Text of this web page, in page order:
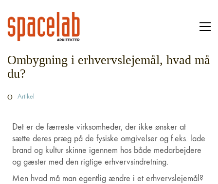
Ombygning i erhvervslejemål, hvad må
du?
Artikel
Det er de færreste virksomheder, der ikke ønsker at
sætte deres præg på de fysiske omgivelser og f.eks. lade
brand og kultur skinne igennem hos både medarbejdere
og gæster med den rigtige erhvervsindretning.
Men hvad må man egentlig ændre i et erhvervslejemål?